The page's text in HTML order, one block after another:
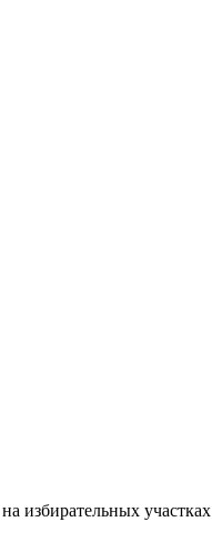
избирательных участках